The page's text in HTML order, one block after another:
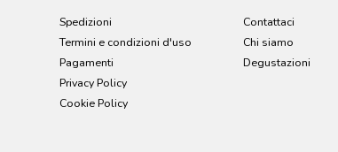
Spedizioni
Termini e condizioni d'uso
Pagamenti
Privacy Policy
Cookie Policy
Contattaci
Chi siamo
Degustazioni